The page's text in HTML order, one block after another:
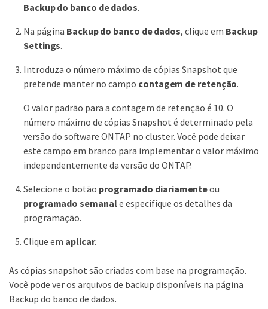
Backup do banco de dados.
Na página Backup do banco de dados, clique em Backup
Settings.
Introduza o número máximo de cópias Snapshot que
pretende manter no campo contagem de retenção.
O valor padrão para a contagem de retenção é 10. O
número máximo de cópias Snapshot é determinado pela
versão do software ONTAP no cluster. Você pode deixar
este campo em branco para implementar o valor máximo
independentemente da versão do ONTAP.
Selecione o botão programado diariamenteou
programado semanale especifique os detalhes da
programação.
Clique em aplicar.
As cópias snapshot são criadas com base na programação.
Você pode ver os arquivos de backup disponíveis na página
Backup do banco de dados.